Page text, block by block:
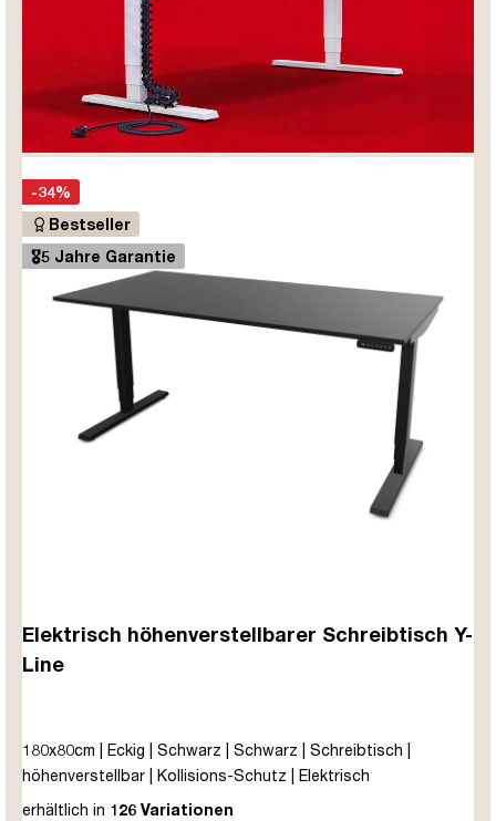
-34%
Bestseller
🎖️5 Jahre Garantie
Elektrisch höhenverstellbarer Schreibtisch Y-
Line
180x80cm | Eckig | Schwarz | Schwarz | Schreibtisch |
höhenverstellbar | Kollisions-Schutz | Elektrisch
höhenverstellbar | Kindersicherung | Metall | Holz |
erhältlich in 126 Variationen